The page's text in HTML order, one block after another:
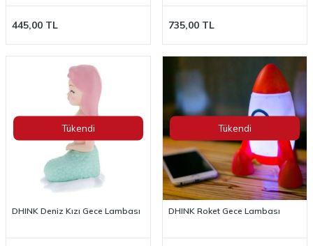
445,00 TL 735,00 TL
Tükendi
DHINK Deniz Kızı Gece Lambası
Tükendi
DHINK Roket Gece Lambası